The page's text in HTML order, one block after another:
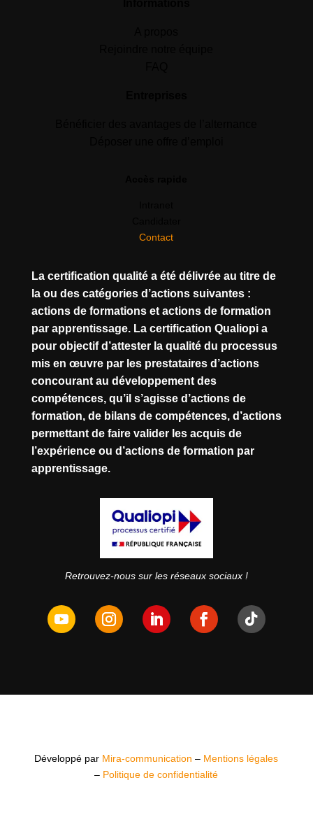
Contact
La certification qualité a été délivrée au titre de
la ou des catégories d’actions suivantes :
actions de formations et actions de formation
par apprentissage. La certification Qualiopi a
pour objectif d’attester la qualité du processus
mis en œuvre par les prestataires d’actions
concourant au développement des
compétences, qu’il s’agisse d’actions de
formation, de bilans de compétences, d’actions
permettant de faire valider les acquis de
l’expérience ou d’actions de formation par
apprentissage.
Retrouvez-nous sur les réseaux sociaux !
Développé par Mira-communication – Mentions légales
– Politique de confidentialité